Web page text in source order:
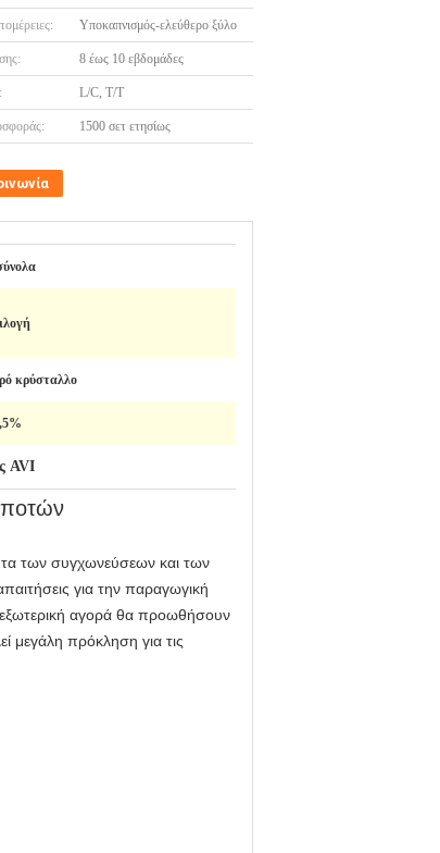
Υποκαπνισμός-ελεύθερο ξύλο
8 έως 10 εβδομάδες
L/C, T/T
1500 σετ ετησίως
κρύσταλλο
AVI
ποτών
των συγχωνεύσεων και των
για την παραγωγική
εξωτερική αγορά θα προωθήσουν
μεγάλη πρόκληση για τις